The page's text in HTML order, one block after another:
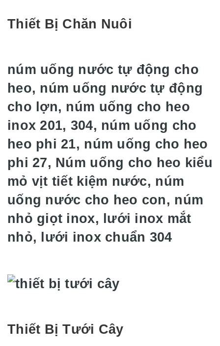
Thiết Bị Chăn Nuôi
núm uống nước tự động cho
heo, núm uống nước tự động
cho lợn, núm uống cho heo
inox 201, 304, núm uống cho
heo phi 21, núm uống cho heo
phi 27, Núm uống cho heo kiểu
mỏ vịt tiết kiệm nước, núm
uống nước cho heo con, núm
nhỏ giọt inox, lưới inox mắt
nhỏ, lưới inox chuẩn 304
Thiết Bị Tưới Cây